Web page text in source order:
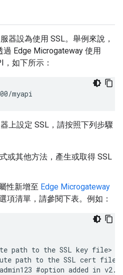
器設為使用 SSL。舉例來說，
Edge Microgateway 使用
，如下所示：
myapi
上設定 SSL，請按照下列步驟
或其他方法，產生或取得 SSL
性新增至 Edge Microgateway
項清單，請參閱下表。例如：
path to the SSL key file>
path to the SSL cert file>
#option added in